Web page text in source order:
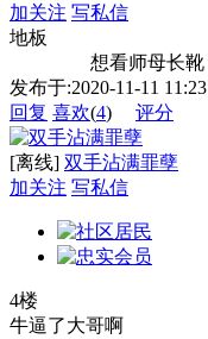
加关注 写私信
地板
想看师母长靴
发布于:2020-11-11 11:23
回复 喜欢(4) 评分
[离线] 双手沾满罪孽
加关注 写私信
4楼
牛逼了大哥啊